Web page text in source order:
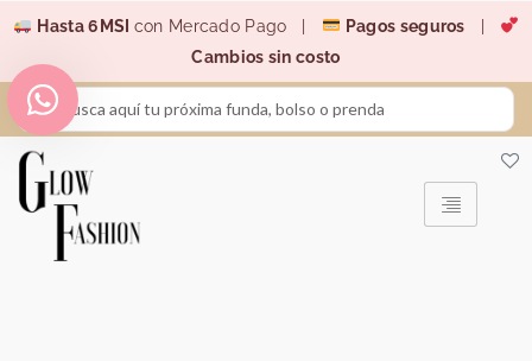
contenido
Hasta 6MSI con Mercado Pago | Pagos seguros
Cambios sin costo
Search
...